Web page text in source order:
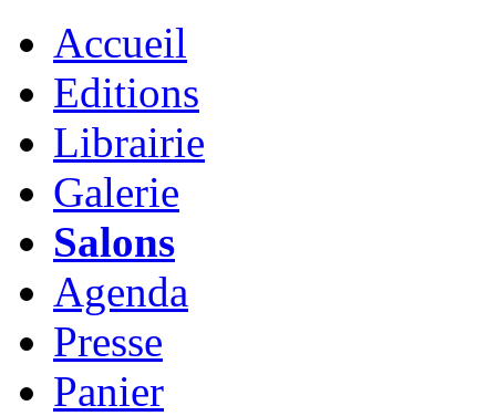
Accueil
Editions
Librairie
Galerie
Salons
Agenda
Presse
Panier